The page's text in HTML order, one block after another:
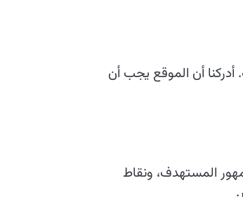
أدركنا أن الموقع يجب أن
المستهدف، ونقاط